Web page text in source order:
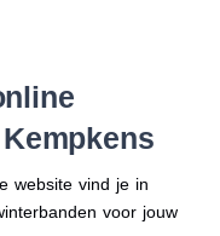
website vind je in
voor jouw